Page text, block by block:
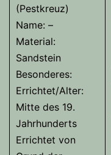
(Pestkreuz)
Name: –
Material:
Sandstein
Besonderes:
Errichtet/Alter:
Mitte des 19.
Jahrhunderts
Errichtet von